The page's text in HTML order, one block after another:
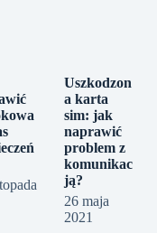
Uszkodzon
a karta
sim: jak
naprawić
problem z
komunikac
ją?
26 maja
2021